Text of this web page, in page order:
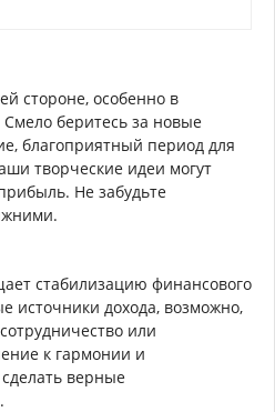
стороне, особенно в
беритесь за новые
благоприятный период для
творческие идеи могут
Не забудьте
стабилизацию финансового
источники дохода, возможно,
или
к гармонии и
верные